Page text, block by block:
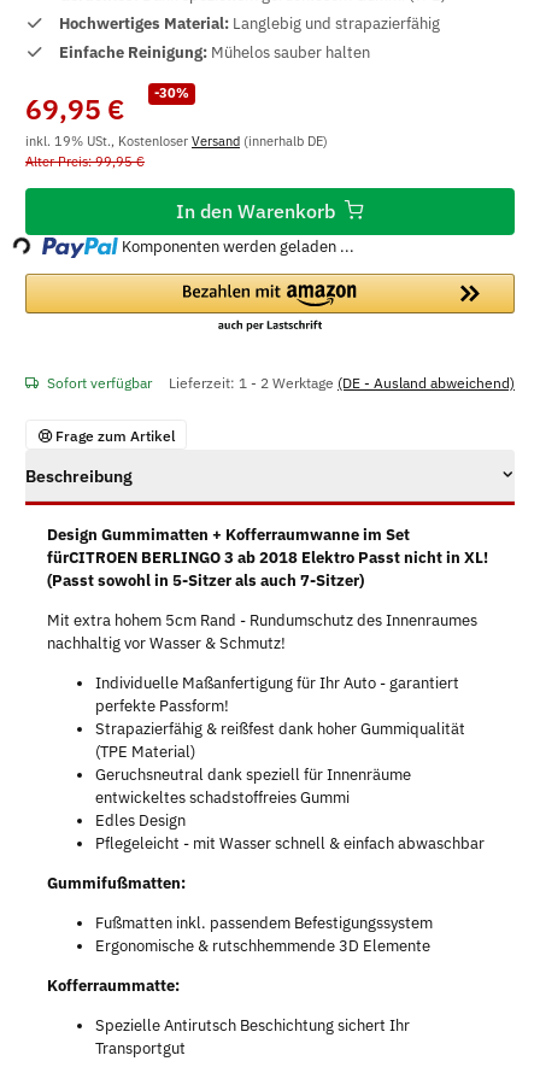
Hochwertiges Material: Langlebig und strapazierfähig
Einfache Reinigung: Mühelos sauber halten
-30%
69,95 €
inkl. 19% USt., Kostenloser Versand (innerhalb DE)
Alter Preis: 99,95 €
In den Warenkorb
Loading... Komponenten werden geladen ...
Sofort verfügbar Lieferzeit: 1 - 2 Werktage (DE - Ausland abweichend)
Frage zum Artikel
Beschreibung
Design Gummimatten + Kofferraumwanne im Set
fürCITROEN BERLINGO 3 ab 2018 Elektro Passt nicht in XL!
(Passt sowohl in 5-Sitzer als auch 7-Sitzer)
Mit extra hohem 5cm Rand - Rundumschutz des Innenraumes
nachhaltig vor Wasser & Schmutz!
Individuelle Maßanfertigung für Ihr Auto - garantiert
perfekte Passform!
Strapazierfähig & reißfest dank hoher Gummiqualität
(TPE Material)
Geruchsneutral dank speziell für Innenräume
entwickeltes schadstoffreies Gummi
Edles Design
Pflegeleicht - mit Wasser schnell & einfach abwaschbar
Gummifußmatten:
Fußmatten inkl. passendem Befestigungssystem
Ergonomische & rutschhemmende 3D Elemente
Kofferraummatte:
Spezielle Antirutsch Beschichtung sichert Ihr
Transportgut